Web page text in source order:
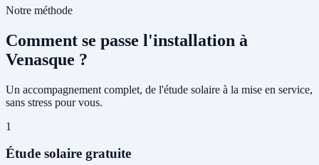
Notre méthode
Comment se passe l'installation à
Venasque ?
Un accompagnement complet, de l'étude solaire à la mise en service,
sans stress pour vous.
1
Étude solaire gratuite